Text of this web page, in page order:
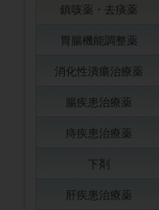
鎮咳薬・去痰薬
胃腸機能調整薬
消化性潰瘍治療薬
腸疾患治療薬
痔疾患治療薬
下剤
肝疾患治療薬